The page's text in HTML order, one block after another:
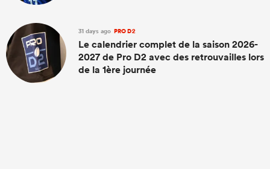
31 days ago PRO D2
Le calendrier complet de la saison 2026-
2027 de Pro D2 avec des retrouvailles lors
de la 1ère journée